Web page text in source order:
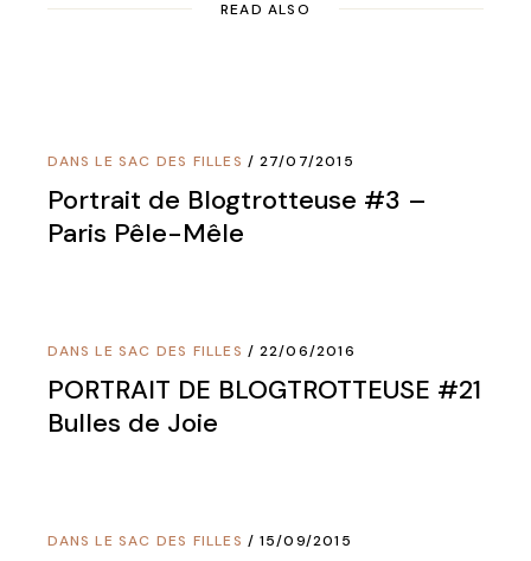
READ ALSO
DANS LE SAC DES FILLES 27/07/2015
Portrait de Blogtrotteuse #3 –
Paris Pêle-Mêle
DANS LE SAC DES FILLES 22/06/2016
PORTRAIT DE BLOGTROTTEUSE #21
Bulles de Joie
DANS LE SAC DES FILLES 15/09/2015